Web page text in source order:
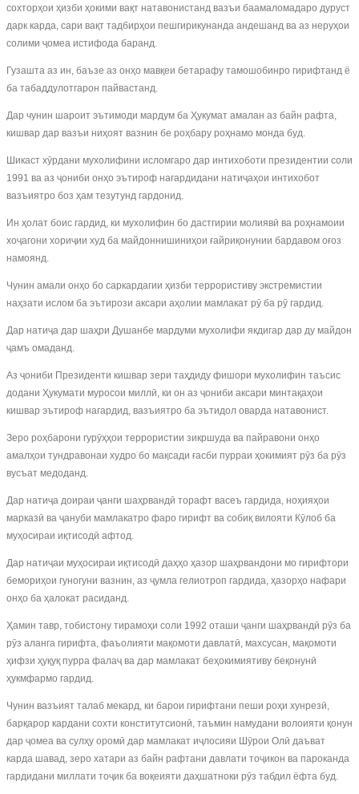
сохторҳои ҳизби ҳокими вақт натавонистанд вазъи баамаломадаро дуруст
дарк карда, сари вақт тадбирҳои пешгирикунанда андешанд ва аз неруҳои
солими ҷомеа истифода баранд.
Гузашта аз ин, баъзе аз онҳо мавқеи бетарафу тамошобинро гирифтанд ё
ба табаддулотгарон пайвастанд.
Дар чунин шароит эътимоди мардум ба Ҳукумат амалан аз байн рафта,
кишвар дар вазъи ниҳоят вазнин бе роҳбару роҳнамо монда буд.
Шикаст хӯрдани мухолифини исломгаро дар интихоботи президентии соли
1991 ва аз ҷониби онҳо эътироф нагардидани натиҷаҳои интихобот
вазъиятро боз ҳам тезутунд гардонид.
Ин ҳолат боис гардид, ки мухолифин бо дастгирии молиявӣ ва роҳнамоии
хоҷагони хориҷии худ ба майдоннишиниҳои ғайриқонунии бардавом оғоз
намоянд.
Чунин амали онҳо бо саркардагии ҳизби террористиву экстремистии
наҳзати ислом ба эътирози аксари аҳолии мамлакат рӯ ба рӯ гардид.
Дар натиҷа дар шаҳри Душанбе мардуми мухолифи якдигар дар ду майдон
ҷамъ омаданд.
Аз ҷониби Президенти кишвар зери таҳдиду фишори мухолифин таъсис
додани Ҳукумати муросои миллӣ, ки он аз ҷониби аксари минтақаҳои
кишвар эътироф нагардид, вазъиятро ба эътидол оварда натавонист.
Зеро роҳбарони гурӯҳҳои террористии зикршуда ва пайравони онҳо
амалҳои тундравонаи худро бо мақсади ғасби пурраи ҳокимият рӯз ба рӯз
вусъат медоданд.
Дар натиҷа доираи ҷанги шаҳрвандӣ торафт васеъ гардида, ноҳияҳои
марказӣ ва ҷануби мамлакатро фаро гирифт ва собиқ вилояти Кӯлоб ба
муҳосираи иқтисодӣ афтод.
Дар натиҷаи муҳосираи иқтисодӣ даҳҳо ҳазор шаҳрвандони мо гирифтори
бемориҳои гуногуни вазнин, аз ҷумла гелиотроп гардида, ҳазорҳо нафари
онҳо ба ҳалокат расиданд.
Ҳамин тавр, тобистону тирамоҳи соли 1992 оташи ҷанги шаҳрвандӣ рӯз ба
рӯз аланга гирифта, фаъолияти мақомоти давлатӣ, махсусан, мақомоти
ҳифзи ҳуқуқ пурра фалаҷ ва дар мамлакат беҳокимиятиву беқонунӣ
ҳукмфармо гардид.
Чунин вазъият талаб мекард, ки барои гирифтани пеши роҳи хунрезӣ,
барқарор кардани сохти конститутсионӣ, таъмин намудани волоияти қонун
дар ҷомеа ва сулҳу оромӣ дар мамлакат иҷлосияи Шӯрои Олӣ даъват
карда шавад, зеро хатари аз байн рафтани давлати тоҷикон ва пароканда
гардидани миллати тоҷик ба воқеияти даҳшатноки рӯз табдил ёфта буд.